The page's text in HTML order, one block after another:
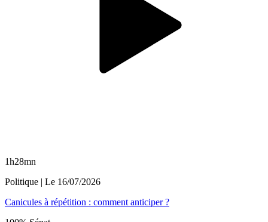
1h28mn
Politique | Le 16/07/2026
Canicules à répétition : comment anticiper ?